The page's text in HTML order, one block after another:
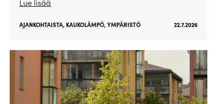
Lue lisää
AJANKOHTAISTA, KAUKOLÄMPÖ,YMPÄRISTÖ 22.7.2026